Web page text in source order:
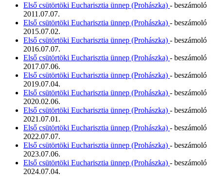
Első csütörtöki Eucharisztia ünnep (Prohászka) - beszámoló
2011.07.07.
Első csütörtöki Eucharisztia ünnep (Prohászka) - beszámoló
2015.07.02.
Első csütörtöki Eucharisztia ünnep (Prohászka) - beszámoló
2016.07.07.
Első csütörtöki Eucharisztia ünnep (Prohászka) - beszámoló
2017.07.06.
Első csütörtöki Eucharisztia ünnep (Prohászka) - beszámoló
2019.07.04.
Első csütörtöki Eucharisztia ünnep (Prohászka) - beszámoló
2020.02.06.
Első csütörtöki Eucharisztia ünnep (Prohászka) - beszámoló
2021.07.01.
Első csütörtöki Eucharisztia ünnep (Prohászka) - beszámoló
2022.07.07.
Első csütörtöki Eucharisztia ünnep (Prohászka) - beszámoló
2023.07.06.
Első csütörtöki Eucharisztia ünnep (Prohászka) - beszámoló
2024.07.04.